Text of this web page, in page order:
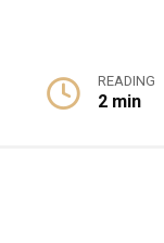
READING
2 min